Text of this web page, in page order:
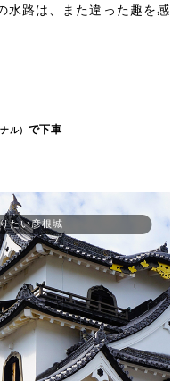
水路は、また違った趣を感
ル） で下車
たい彦根城